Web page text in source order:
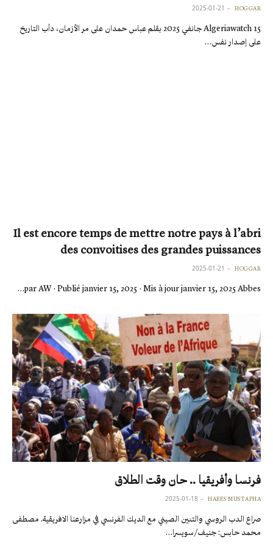
HOGGAR
2025-01-21
Algeriawatch 15 جانفي 2025 بقلم عباس حمدان على مر الأزمان، دأب التاريخ
على إصدار نفس…
Il est encore temps de mettre notre pays à l’abri
des convoitises des grandes puissances
HOGGAR
2025-01-21
par AW · Publié janvier 15, 2025 · Mis à jour janvier 15, 2025 Abbes…
فرنسا وأفريقيا .. حان وقت الطلاق
HABES MUSTAPHA
2025-01-18
صراع الدب الروسي والتنين الصيني مع الديك الفرنسي في مزارعنا الافريقية. مصطفى
محمد حابس: جنيف/سويسرا…